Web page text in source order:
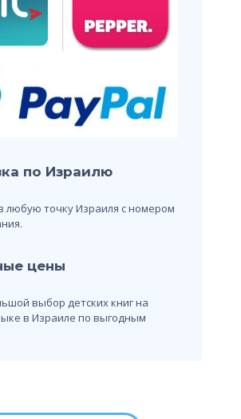
по Израилю
любую точку Израиля с номером
цены
выбор детских книг на
в Израиле по выгодным